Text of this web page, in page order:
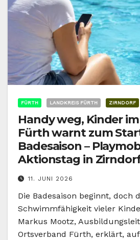
FÜRTH LANDKREIS FÜRTH ZIRNDORF
Handy weg, Kinder im
Fürth warnt zum
Badesaison –
Aktionstag in
11. JUNI 2026
Die Badesaison beginnt, doch
Schwimmfähigkeit vieler
Markus Mootz,
Ortsverband Fürth, erklärt,